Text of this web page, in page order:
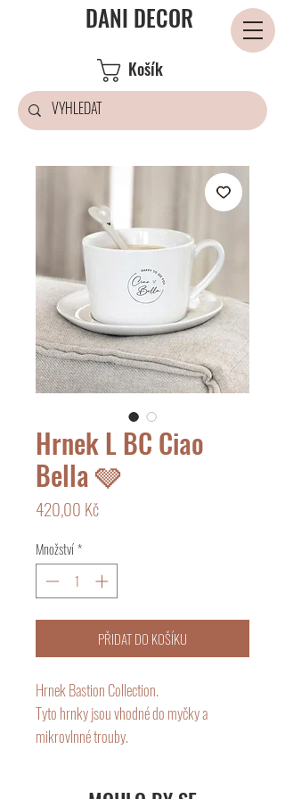
Košík
DANI DECOR
Hrnek L BC Ciao
Bella 🩶
420,00 KčCena
Množství*
PŘIDAT DO KOŠÍKU
Hrnek Bastion Collection.
Tyto hrnky jsou vhodné do myčky a
mikrovlnné trouby.